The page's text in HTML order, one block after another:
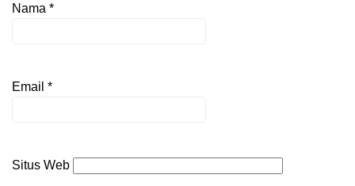
Nama *
Email *
Situs Web